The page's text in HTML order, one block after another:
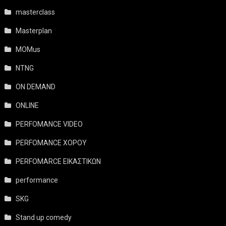
masterclass
Masterplan
MOMus
NTNG
ON DEMAND
ONLINE
PERFOMANCE VIDEO
PERFOMANCE ΧΟΡΟΥ
PERFOMARCE ΕΙΚΑΣΤΙΚΩΝ
performance
SKG
Stand up comedy